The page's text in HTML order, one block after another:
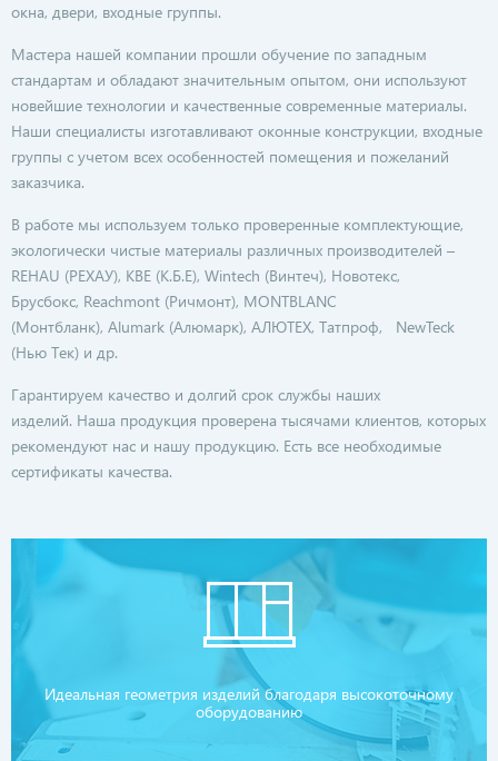
окна, двери, входные группы.
Мастера нашей компании прошли обучение по западным
стандартам и обладают значительным опытом, они используют
новейшие технологии и качественные современные материалы.
Наши специалисты изготавливают оконные конструкции, входные
группы с учетом всех особенностей помещения и пожеланий
заказчика.
В работе мы используем только проверенные комплектующие,
экологически чистые материалы различных производителей –
REHAU (РЕХАУ), KBE (К.Б.Е), Wintech (Винтеч), Новотекс,
Брусбокс, Reachmont (Ричмонт), MONTBLANC
(Монтбланк), Alumark (Алюмарк), АЛЮТЕХ, Татпроф, NewTeck
(Нью Тек) и др.
Гарантируем качество и долгий срок службы наших
изделий. Наша продукция проверена тысячами клиентов, которых
рекомендуют нас и нашу продукцию. Есть все необходимые
сертификаты качества.
Идеальная геометрия изделий благодаря высокоточному
оборудованию